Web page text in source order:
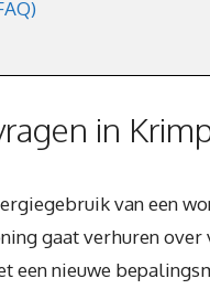
in
van een
gaat verhuren
een nieuwe